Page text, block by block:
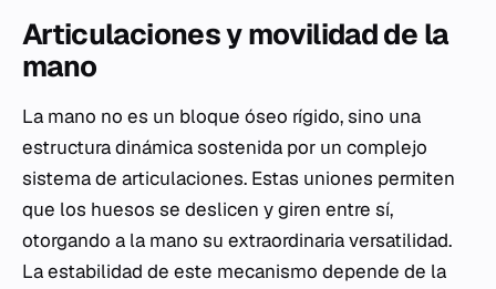
Articulaciones y movilidad de la
mano
La mano no es un bloque óseo rígido, sino una
estructura dinámica sostenida por un complejo
sistema de articulaciones. Estas uniones permiten
que los huesos se deslicen y giren entre sí,
otorgando a la mano su extraordinaria versatilidad.
La estabilidad de este mecanismo depende de la